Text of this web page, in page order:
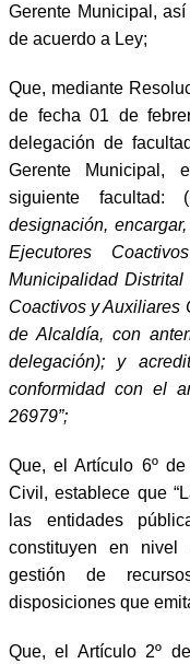
Gerente Municipal,
de acuerdo a Ley;
Que, mediante
de fecha 01 de
delegación de
Gerente Municipal,
siguiente
designación,
Ejecutores
Municipalidad
Coactivos y Auxiliares
de Alcaldía, con
delegación); y
conformidad con el
26979”;
Que, el Artículo 6º
Civil, establece que
las entidades
constituyen en nivel
gestión de
disposiciones que
Que, el Artículo 2º